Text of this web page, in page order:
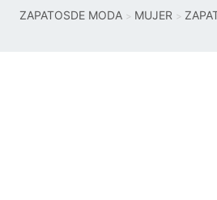
ZAPATOSDE MODA MUJER